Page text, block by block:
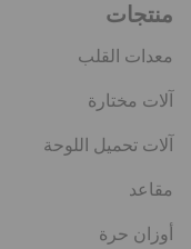
منتجات
معدات القلب
آلات مختارة
آلات تحميل اللوحة
مقاعد
أوزان حرة